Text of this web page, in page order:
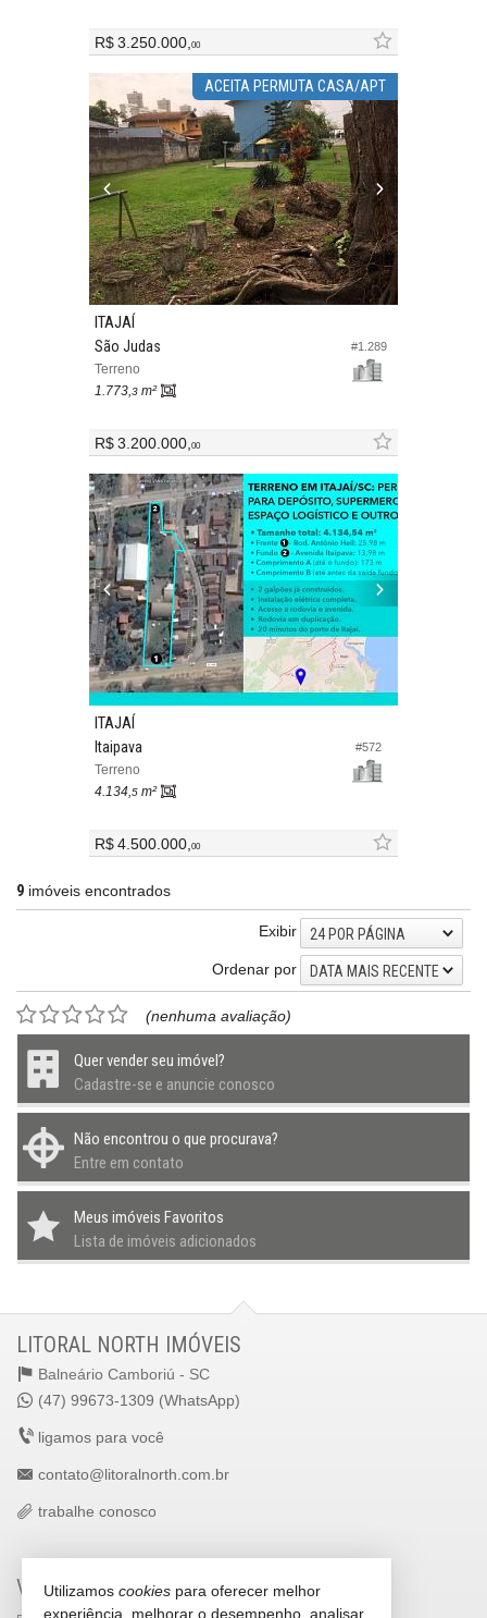
R$ 3.250.000,00
ACEITA PERMUTA CASA/APT
#1.289
ITAJAÍ
São Judas
Terreno
1.773,3 m²
R$ 3.200.000,00
#572
ITAJAÍ
Itaipava
Terreno
4.134,5 m²
R$ 4.500.000,00
9 imóveis encontrados
Exibir
24 POR PÁGINA
Ordenar por
DATA MAIS RECENTE
(nenhuma avaliação)
Quer vender seu imóvel?
Cadastre-se e anuncie conosco
Não encontrou o que procurava?
Entre em contato
Meus imóveis Favoritos
Lista de imóveis adicionados
LITORAL NORTH IMÓVEIS
Balneário Camboriú - SC
(47) 99673-1309 (WhatsApp)
ligamos para você
contato@litoralnorth.com.br
trabalhe conosco
VEJA MAIS
Utilizamos cookies para oferecer melhor
experiência, melhorar o desempenho, analisar